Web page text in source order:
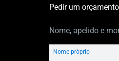
Pedir um
Nome, apelido e
Nome próprio